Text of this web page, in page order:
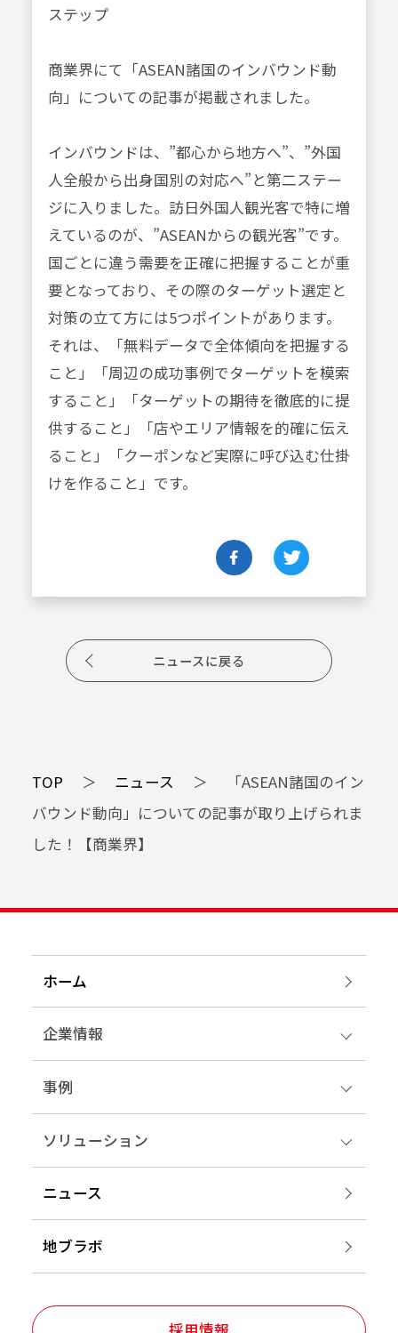
ステップ
商業界にて「ASEAN諸国のインバウンド動
向」についての記事が掲載されました。
インバウンドは、”都心から地方へ”、”外国
人全般から出身国別の対応へ”と第二ステー
ジに入りました。訪日外国人観光客で特に増
えているのが、”ASEANからの観光客”です。
国ごとに違う需要を正確に把握することが重
要となっており、その際のターゲット選定と
対策の立て方には5つポイントがあります。
それは、「無料データで全体傾向を把握する
こと」「周辺の成功事例でターゲットを模索
すること」「ターゲットの期待を徹底的に提
供すること」「店やエリア情報を的確に伝え
ること」「クーポンなど実際に呼び込む仕掛
けを作ること」です。
ニュースに戻る
TOP ＞ ニュース ＞
「ASEAN諸国のイン
バウンド動向」についての記事が取り上げられま
した！【商業界】
ホーム
企業情報
事例
ソリューション
ニュース
地ブラボ